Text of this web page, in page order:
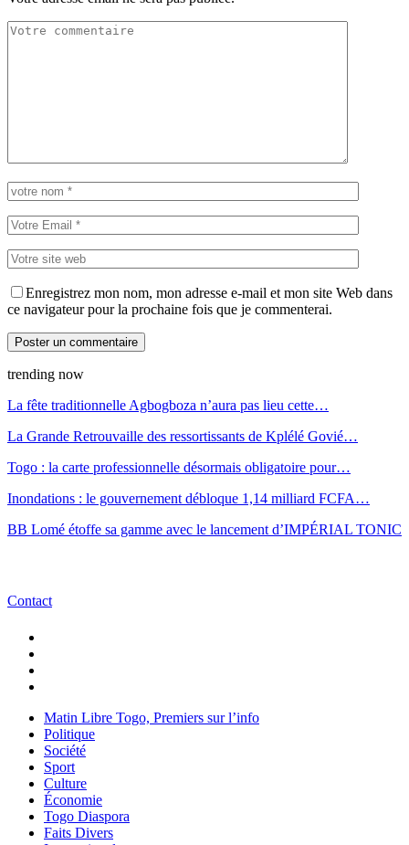
Enregistrez mon nom, mon adresse e-mail et mon site Web dans
ce navigateur pour la prochaine fois que je commenterai.
trending now
La fête traditionnelle Agbogboza n’aura pas lieu cette…
La Grande Retrouvaille des ressortissants de Kplélé Govié…
Togo : la carte professionnelle désormais obligatoire pour…
Inondations : le gouvernement débloque 1,14 milliard FCFA…
BB Lomé étoffe sa gamme avec le lancement d’IMPÉRIAL TONIC
Contact
Matin Libre Togo, Premiers sur l’info
Politique
Société
Sport
Culture
Économie
Togo Diaspora
Faits Divers